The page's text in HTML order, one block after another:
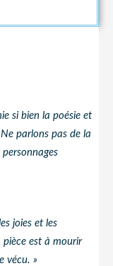
si bien la poésie et
parlons pas de la
joies et les
pièce est à mourir
vécu. »